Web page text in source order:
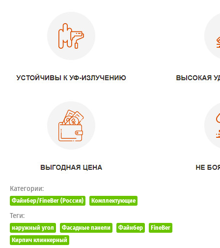
Категории:
Файнбер/FineBer (Россия) Комплектующие
Теги:
наружный угол Фасадные панели Файнбер
FineBer
Кирпич клинкерный